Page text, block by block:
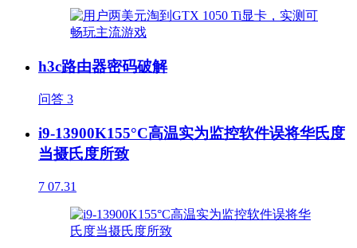
h3c路由器密码破解
问答 3
i9-13900K155°C高温实为监控软件误将华氏度
当摄氏度所致
7 07.31